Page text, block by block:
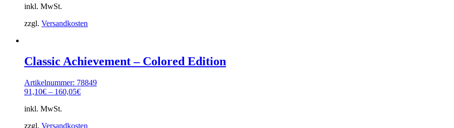
inkl. MwSt.
zzgl. Versandkosten
Classic Achievement – Colored Edition
Artikelnummer: 78849
91,10€ – 160,05€
inkl. MwSt.
zzgl. Versandkosten